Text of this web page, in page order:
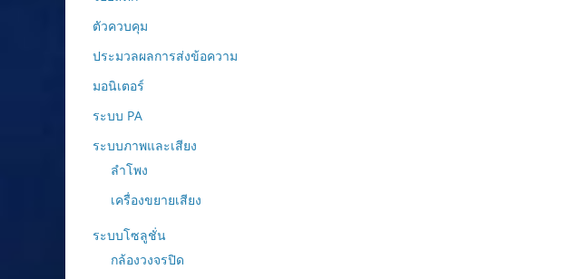
ตัวควบคุม
ประมวลผลการส่งข้อความ
มอนิเตอร์
ระบบ PA
ระบบภาพและเสียง
ลำโพง
เครื่องขยายเสียง
ระบบโซลูชั่น
กล้องวงจรปิด